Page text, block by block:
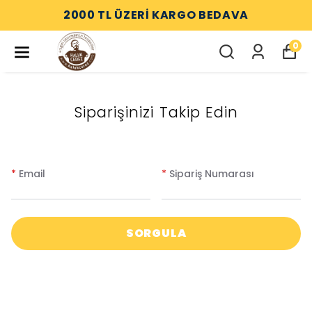
2000 TL ÜZERİ KARGO BEDAVA
0
Siparişinizi Takip Edin
* Email * Sipariş Numarası
SORGULA